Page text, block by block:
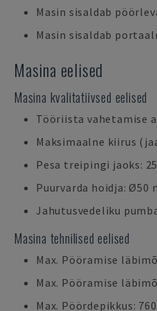
Masin sisaldab
Masin sisaldab
Masina eelised
Masina kvalitatiivsed eelised
Tööriista vahetamise
Maksimaalne kiirus
Pesa treipingi jaoks:
Puurvarda hoidja: Ø50
Jahutusvedeliku
Masina tehnilised eelised
Max. Pööramise
Max. Pööramise
Max. Pöördepikkus: